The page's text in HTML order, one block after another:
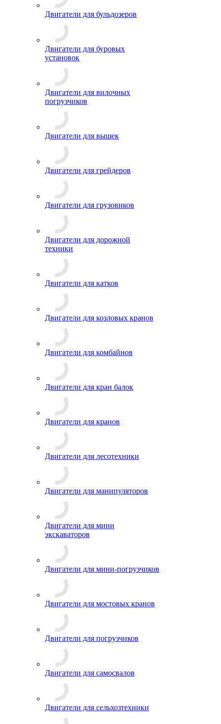
Двигатели для бульдозеров
Двигатели для буровых
установок
Двигатели для вилочных
погрузчиков
Двигатели для вышек
Двигатели для грейдеров
Двигатели для грузовиков
Двигатели для дорожной
техники
Двигатели для катков
Двигатели для козловых кранов
Двигатели для комбайнов
Двигатели для кран балок
Двигатели для кранов
Двигатели для лесотехники
Двигатели для манипуляторов
Двигатели для мини
экскаваторов
Двигатели для мини-погрузчиков
Двигатели для мостовых кранов
Двигатели для погрузчиков
Двигатели для самосвалов
Двигатели для сельхозтехники